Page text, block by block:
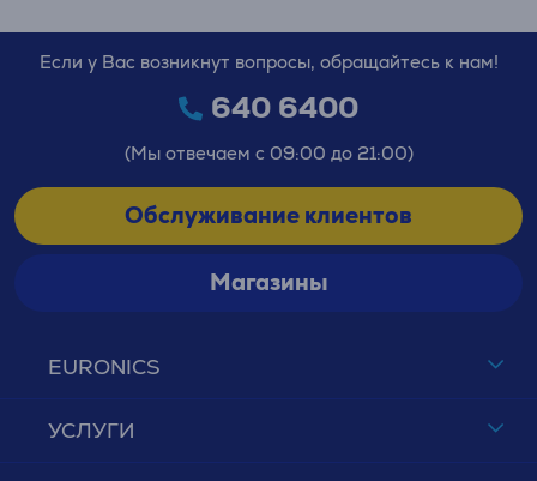
EURONICS
УСЛУГИ
Если у Вас возникнут вопросы, обращайтесь к нам!
640 6400
(Мы отвечаем с 09:00 до 21:00)
Обслуживание клиентов
Магазины